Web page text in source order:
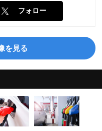
フォロー
を見る